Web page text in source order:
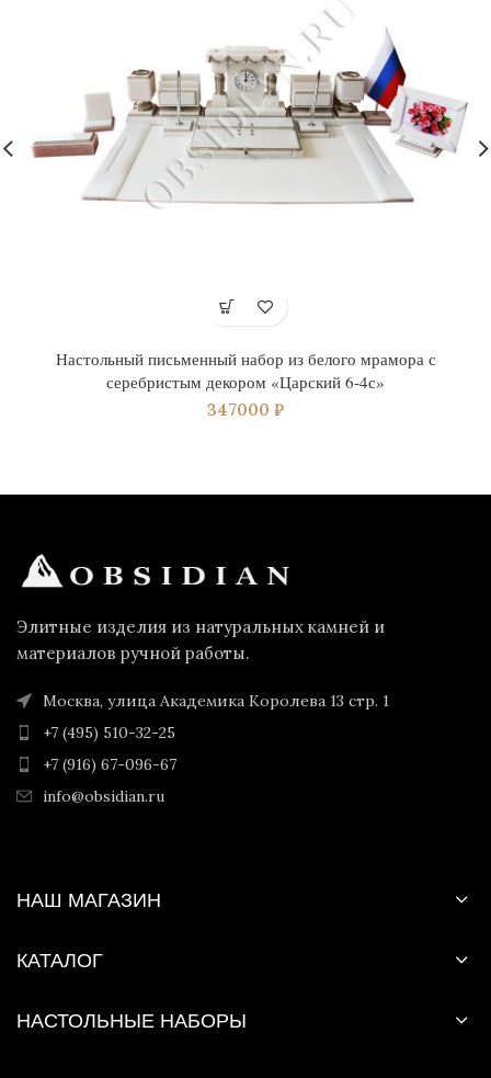
Настольный письменный набор из белого мрамора с
серебристым декором «Царский 6-4с»
347000 ₽
Элитные изделия из натуральных камней и
материалов ручной работы.
Москва, улица Академика Королева 13 стр. 1
+7 (495) 510-32-25
+7 (916) 67-096-67
info@obsidian.ru
НАШ МАГАЗИН
КАТАЛОГ
НАСТОЛЬНЫЕ НАБОРЫ